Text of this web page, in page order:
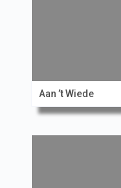
Aan ’t Wiede